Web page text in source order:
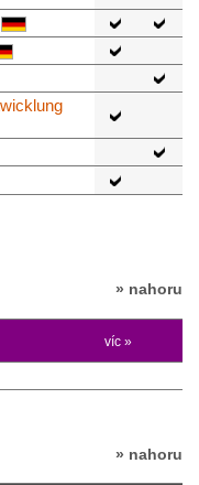
» nahoru
víc »
» nahoru